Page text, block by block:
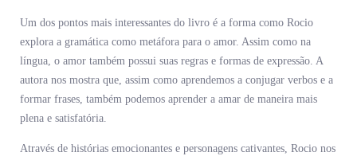
Um dos pontos mais interessantes do livro é a forma como Rocio
explora a gramática como metáfora para o amor. Assim como na
língua, o amor também possui suas regras e formas de expressão. A
autora nos mostra que, assim como aprendemos a conjugar verbos e a
formar frases, também podemos aprender a amar de maneira mais
plena e satisfatória.
Através de histórias emocionantes e personagens cativantes, Rocio nos